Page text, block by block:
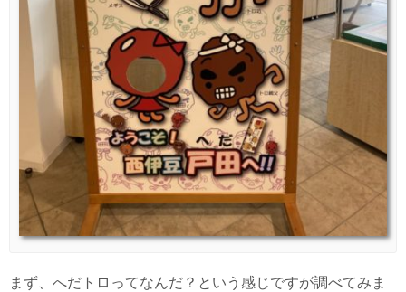
まず、へだトロってなんだ？という感じですが調べてみま